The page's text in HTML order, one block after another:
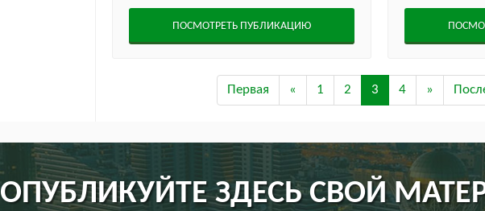
ПОСМОТРЕТЬ ПУБЛИКАЦИЮ
Первая « 1 2 3 4 »
ОПУБЛИКУЙТЕ ЗДЕСЬ СВОЙ